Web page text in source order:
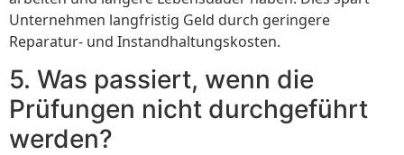
Unternehmen langfristig Geld durch geringere
Reparatur- und Instandhaltungskosten.
5. Was passiert, wenn die
Prüfungen nicht durchgeführt
werden?